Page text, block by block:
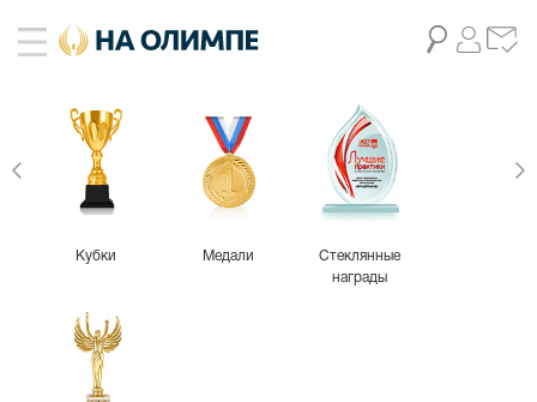
Кубки Медали
Стеклянные
награды
живое фото